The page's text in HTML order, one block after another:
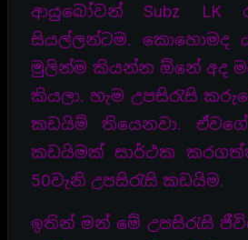
ආයුබෝවන් Subz LK
සියල්ලන්ටම. කොහොමද
මුලින්ම කියන්න ඕනේ අද
කියලා. හැම උපසිරැසි
කඩයිම් තියෙනවා.
කඩයිමක් සාර්ථක
50වැනි උපසිරැසි කඩයිම.
ඉතින් මන් මේ උපසිරැසි